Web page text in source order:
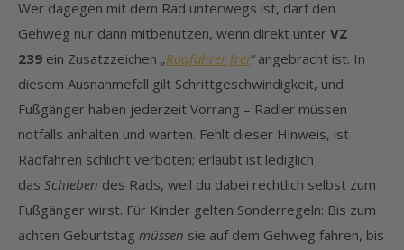
Wer dagegen mit dem Rad unterwegs ist, darf den
Gehweg nur dann mitbenutzen, wenn direkt unter VZ
239 ein Zusatzzeichen „Radfahrer frei“angebracht ist. In
diesem Ausnahmefall gilt Schrittgeschwindigkeit, und
Fußgänger haben jederzeit Vorrang – Radler müssen
notfalls anhalten und warten. Fehlt dieser Hinweis, ist
Radfahren schlicht verboten; erlaubt ist lediglich
das Schieben des Rads, weil du dabei rechtlich selbst zum
Fußgänger wirst. Für Kinder gelten Sonderregeln: Bis zum
achten Geburtstag müssen sie auf dem Gehweg fahren, bis